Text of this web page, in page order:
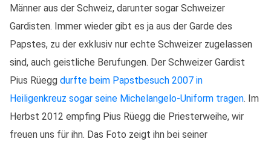
Männer aus der Schweiz, darunter sogar Schweizer
Gardisten. Immer wieder gibt es ja aus der Garde des
Papstes, zu der exklusiv nur echte Schweizer zugelassen
sind, auch geistliche Berufungen. Der Schweizer Gardist
Pius Rüegg durfte beim Papstbesuch 2007 in
Heiligenkreuz sogar seine Michelangelo-Uniform tragen. Im
Herbst 2012 empfing Pius Rüegg die Priesterweihe, wir
freuen uns für ihn. Das Foto zeigt ihn bei seiner